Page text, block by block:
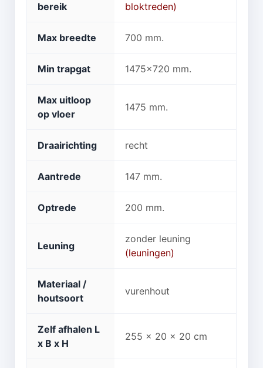
bereik
bloktreden)
Max breedte 700 mm.
Min trapgat 1475x720 mm.
Max uitloop
op vloer
1475 mm.
Draairichting recht
Aantrede 147 mm.
Optrede 200 mm.
Leuning
zonder leuning
(leuningen)
Materiaal /
houtsoort
vurenhout
Zelf afhalen L
x B x H
255 x 20 x 20 cm